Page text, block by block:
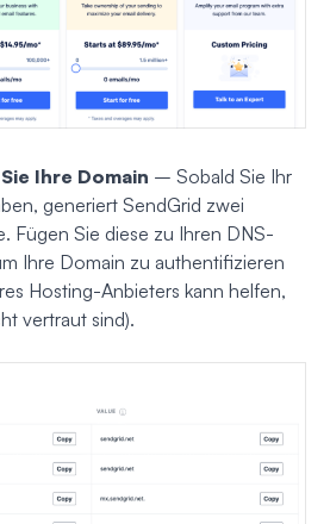
Ihre Domain – Sobald Sie Ihr
generiert SendGrid zwei
Fügen Sie diese zu Ihren DNS-
Ihre Domain zu authentifizieren
Hosting-Anbieters kann helfen,
vertraut sind).